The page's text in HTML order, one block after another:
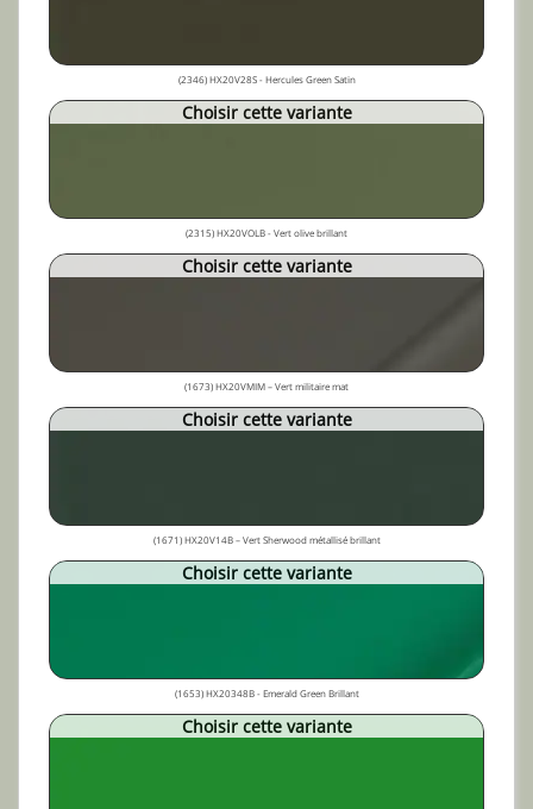
(2346) HX20V28S - Hercules Green Satin
Choisir cette variante
(2315) HX20VOLB - Vert olive brillant
Choisir cette variante
(1673) HX20VMIM – Vert militaire mat
Choisir cette variante
(1671) HX20V14B – Vert Sherwood métallisé brillant
Choisir cette variante
(1653) HX20348B - Emerald Green Brillant
Choisir cette variante